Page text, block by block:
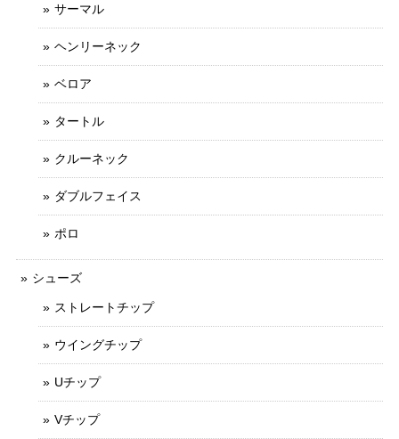
サーマル
ヘンリーネック
ベロア
タートル
クルーネック
ダブルフェイス
ポロ
シューズ
ストレートチップ
ウイングチップ
Uチップ
Vチップ